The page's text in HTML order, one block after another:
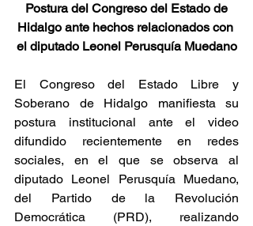
Postura del Congreso del Estado de
Hidalgo ante hechos relacionados con
el diputado Leonel Perusquía Muedano
El Congreso del Estado Libre y
Soberano de Hidalgo manifiesta su
postura institucional ante el video
difundido recientemente en redes
sociales, en el que se observa al
diputado Leonel Perusquía Muedano,
del Partido de la Revolución
Democrática (PRD), realizando